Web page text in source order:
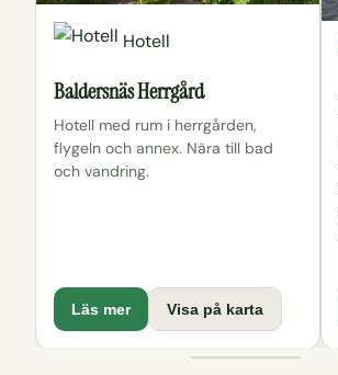
Hotell
Baldersnäs Herrgård
Hotell med rum i herrgården,
flygeln och annex. Nära till bad
och vandring.
Läs mer Visa på karta